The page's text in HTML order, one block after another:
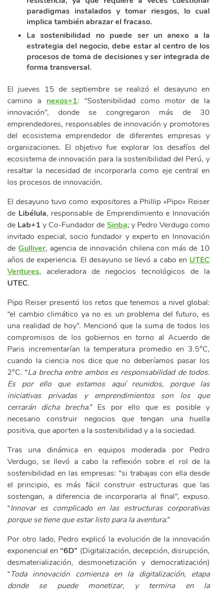
paradigmas instalados y tomar riesgos, lo cual
implica también abrazar el fracaso.
La sostenibilidad no puede ser un anexo a la
estrategia del negocio, debe estar al centro de los
procesos de toma de decisiones y ser integrada de
forma transversal.
El jueves 15 de septiembre se realizó el desayuno en
camino anexos+1: “Sostenibilidad como motor de la
innovación”, donde se congregaron más de 30
emprendedores, responsables de innovación y promotores
del ecosistema emprendedor de diferentes empresas y
organizaciones. El objetivo fue explorar los desafíos del
ecosistema de innovación para la sostenibilidad del Perú, y
resaltar la necesidad de incorporarla como eje central en
los procesos de innovación.
El desayuno tuvo como expositores a Phillip «Pipo» Reiser
de Libélula, responsable de Emprendimiento e Innovación
de Lab+1 y Co-Fundador deSinba; y Pedro Verdugo como
invitado especial, socio fundador y experto en Innovación
deGulliver, agencia de innovación chilena con más de 10
años de experiencia. El desayuno se llevó a cabo en UTEC
Ventures, aceleradora de negocios tecnológicos de la
UTEC.
Pipo Reiser presentó los retos que tenemos a nivel global:
“el cambio climático ya no es un problema del futuro, es
una realidad de hoy”. Mencionó que la suma de todos los
compromisos de los gobiernos en torno al Acuerdo de
Paris incrementarían la temperatura promedio en 3.5°C,
cuando la ciencia nos dice que no deberíamos pasar los
2°C. “La brecha entre ambos es responsabilidad de todos.
Es por ello que estamos aquí reunidos, porque las
iniciativas privadas y emprendimientos son los que
cerrarán dicha brecha.” Es por ello que es posible y
necesario construir negocios que tengan una huella
positiva, que aporten a la sostenibilidad y a la sociedad.
Tras una dinámica en equipos moderada por Pedro
Verdugo, se llevó a cabo la reflexión sobre el rol de la
sostenibilidad en las empresas: “si trabajas con ella desde
el principio, es más fácil construir estructuras que las
sostengan, a diferencia de incorporarla al final”, expuso.
“Innovar es complicado en las estructuras corporativas
porque se tiene que estar listo para la aventura.”
Por otro lado, Pedro explicó la evolución de la innovación
exponencial en“6D” (Digitalización, decepción, disrupción,
desmaterialización, desmonetización y democratización)
“Toda innovación comienza en la digitalización, etapa
donde se puede monetizar, y termina en la